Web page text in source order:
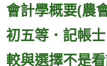
會計學概要(農
初五等．記帳
較與選擇不是